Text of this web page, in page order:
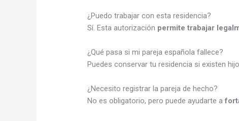
¿Puedo trabajar con esta residencia?
Sí. Esta autorización permite trabajar
¿Qué pasa si mi pareja española fallece?
Puedes conservar tu residencia si existen
¿Necesito registrar la pareja de hecho?
No es obligatorio, pero puede ayudarte a